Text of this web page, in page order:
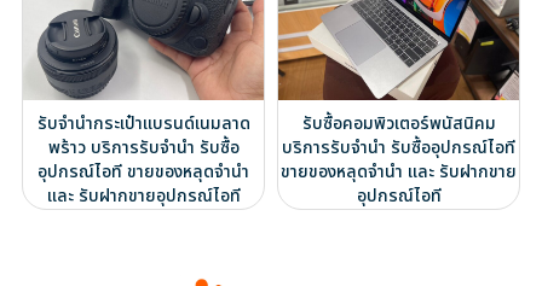
รับจำนำกระเป๋าแบรนด์เนมลาด
พร้าว บริการรับจำนำ รับซื้อ
อุปกรณ์ไอที ขายของหลุดจำนำ
และ รับฝากขายอุปกรณ์ไอที
รับซื้อคอมพิวเตอร์พนัสนิคม
บริการรับจำนำ รับซื้ออุปกรณ์ไอที
ขายของหลุดจำนำ และ รับฝากขาย
อุปกรณ์ไอที